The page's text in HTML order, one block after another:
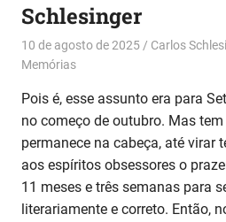
Schlesinger
10 de agosto de 2025 Carlos
Memórias
Pois é, esse assunto era para
no começo de outubro. Mas
permanece na cabeça, até virar
aos espíritos obsessores o
11 meses e três semanas para
literariamente e correto. Então,